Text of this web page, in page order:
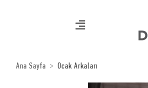
Ana Sayfa Ocak Arkaları